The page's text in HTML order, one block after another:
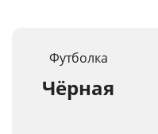
Футболка
Чёрная